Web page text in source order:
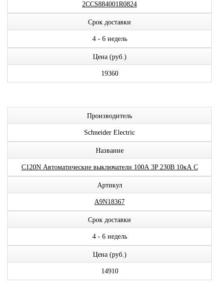
2CCS884001R0824
Срок доставки
4 - 6 недель
Цена (руб.)
19360
Производитель
Schneider Electric
Название
С120N Автоматические выключатели 100А 3P 230В 10кА C
Артикул
A9N18367
Срок доставки
4 - 6 недель
Цена (руб.)
14910